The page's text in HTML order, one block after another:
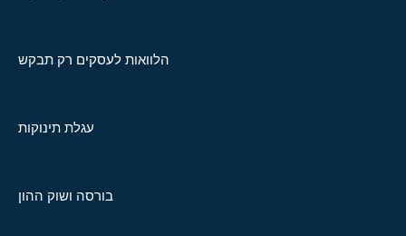
הלוואות לעסקים רק תבקש
עגלת תינוקות
בורסה ושוק ההון